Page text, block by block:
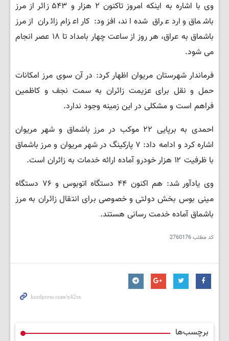
وی با اشاره به اینکه امروز تاکنون ۲ هزار و ۵۴۳ زائر از مرز
باشماق وارد عراق شده اند، افزود: کار اعزام زائران از مرز
باشماق به عراق، هر روز از ساعت چهار بامداد تا ۱۸ عصر انجام
می شود.
فرماندار شهرستان مریوان اظهار کرد: در آن سوی مرز امکانات
حمل و نقل برای عزیمت زائران به سمت نجف و کاظمین
فراهم است و مشکلی در این زمینه وجود ندارد.
احمدی به برپایی ۲۲ موکب در مرز باشماق و شهر مریوان
اشاره کرد و ادامه داد: ۷ پارکینگ در شهر مریوان و مرز باشماق
با ظرفیت ۱۲ هزار خودرو آماده ارائه خدمات به زائران است.
وی یادآور شد: هم اکنون ۴۴ دستگاه اتوبوس و ۷۶ دستگاه
مینی بوس بخش دولتی و خصوصی برای انتقال زائران به مرز
باشماق آماده خدمت رسانی هستند.
کد مطلب2760176
برچسب‌ها